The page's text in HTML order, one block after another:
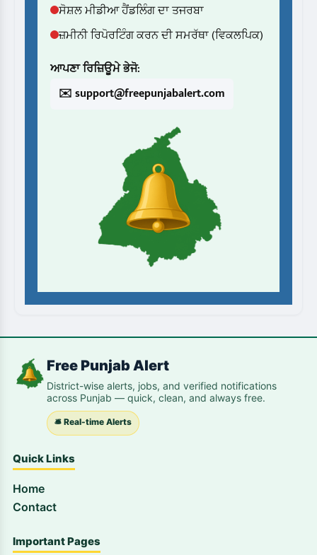
ਸੋਸ਼ਲ ਮੀਡੀਆ ਹੈਂਡਲਿੰਗ ਦਾ ਤਜਰਬਾ
ਜ਼ਮੀਨੀ ਰਿਪੋਰਟਿੰਗ ਕਰਨ ਦੀ ਸਮਰੱਥਾ (ਵਿਕਲਪਿਕ)
ਆਪਣਾ ਰਿਜ਼ਿਊਮੇ ਭੇਜੋ:
✉️ support@freepunjabalert.com
Free Punjab Alert
District-wise alerts, jobs, and verified notifications
across Punjab — quick, clean, and always free.
🛎️ Real-time Alerts
Quick Links
Home
Contact
Important Pages